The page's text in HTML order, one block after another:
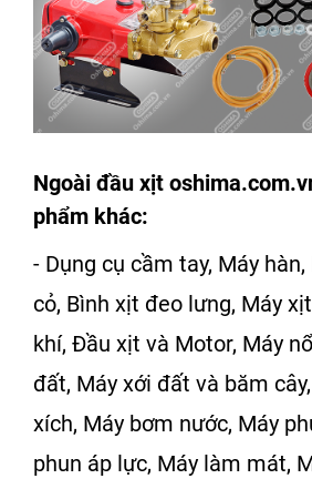
Ngoài đầu xịt
phẩm khác:
- Dụng cụ cầm tay, Máy hàn,
cỏ, Bình xịt đeo lưng, Máy
khí, Đầu xịt và Motor, Máy nổ
đất, Máy xới đất và băm cây,
xích, Máy bơm nước, Máy
phun áp lực, Máy làm mát,